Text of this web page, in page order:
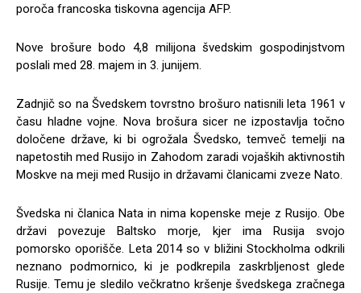
poroča francoska tiskovna agencija AFP.
Nove brošure bodo 4,8 milijona švedskim gospodinjstvom
poslali med 28. majem in 3. junijem.
Zadnjič so na Švedskem tovrstno brošuro natisnili leta 1961 v
času hladne vojne. Nova brošura sicer ne izpostavlja točno
določene države, ki bi ogrožala Švedsko, temveč temelji na
napetostih med Rusijo in Zahodom zaradi vojaških aktivnostih
Moskve na meji med Rusijo in državami članicami zveze Nato.
Švedska ni članica Nata in nima kopenske meje z Rusijo. Obe
državi povezuje Baltsko morje, kjer ima Rusija svojo
pomorsko oporišče. Leta 2014 so v bližini Stockholma odkrili
neznano podmornico, ki je podkrepila zaskrbljenost glede
Rusije. Temu je sledilo večkratno kršenje švedskega zračnega